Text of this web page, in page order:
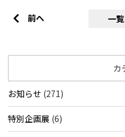
前へ 一
カ
お知らせ (271)
特別企画展 (6)